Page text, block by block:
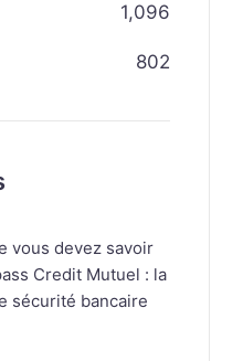
1,096
802
vous devez savoir
Credit Mutuel : la
sécurité bancaire